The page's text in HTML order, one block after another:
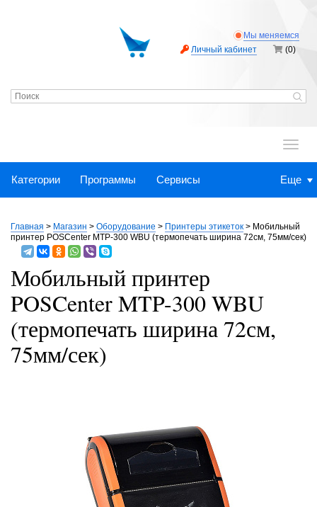
Мы меняемся
Личный кабинет
(0)
.
Категории Программы Сервисы Еще
Главная > Магазин > Оборудование > Принтеры этикеток > Мобильный
принтер POSCenter MTP-300 WBU (термопечать ширина 72см, 75мм/сек)
Мобильный принтер
POSCenter MTP-300 WBU
(термопечать ширина 72см,
75мм/сек)